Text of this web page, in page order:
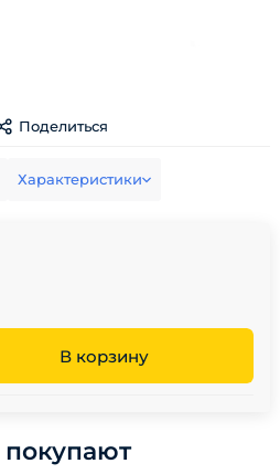
Поделиться
Характеристики
В корзину